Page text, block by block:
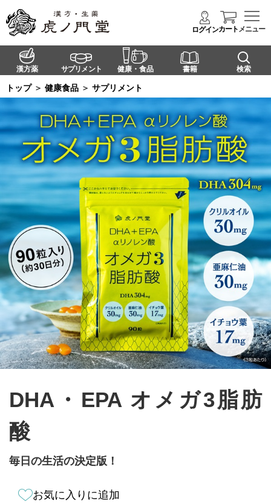
ログインカートメニュー
漢方薬 サプリメント 健康・食品 書籍 検索
トップ ＞ 健康食品 ＞ サプリメント
DHA・EPA オメガ3脂肪
酸
毎日の生活の決定版！
お気に入りに追加